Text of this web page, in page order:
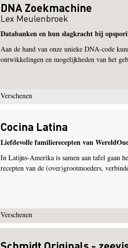
DNA Zoekmachine
Lex Meulenbroek
Databanken en hun slagkracht bij
Aan de hand van onze unieke DNA-code
ontwikkelingen en mogelijkheden van het
Verschenen
Cocina Latina
Liefdevolle familierecepten van
In Latijns-Amerika is samen aan tafel gaan
recepten van de (over)grootmoeders,
Verschenen